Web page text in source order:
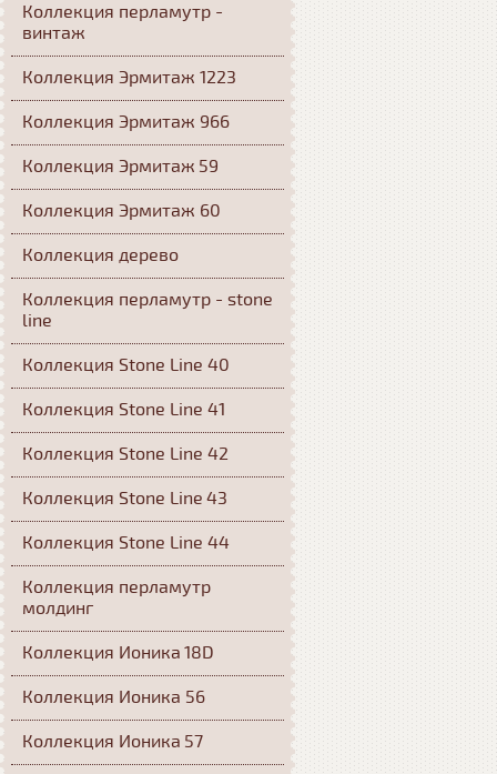
Коллекция перламутр -
винтаж
Коллекция Эрмитаж 1223
Коллекция Эрмитаж 966
Коллекция Эрмитаж 59
Коллекция Эрмитаж 60
Коллекция дерево
Коллекция перламутр - stone
line
Коллекция Stone Line 40
Коллекция Stone Line 41
Коллекция Stone Line 42
Коллекция Stone Line 43
Коллекция Stone Line 44
Коллекция перламутр
молдинг
Коллекция Ионика 18D
Коллекция Ионика 56
Коллекция Ионика 57